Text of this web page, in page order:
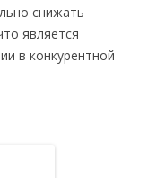
снижать
является
в конкурентной